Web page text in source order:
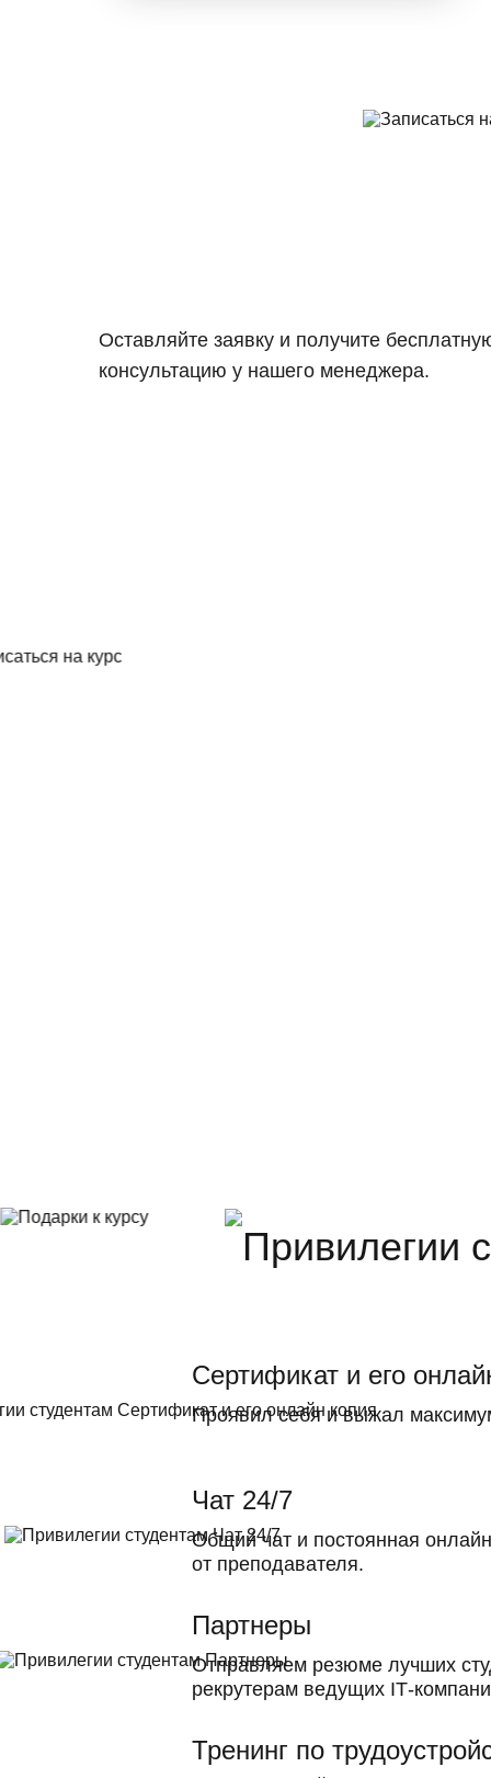
Оставляйте заявку и получите
консультацию у нашего менеджера.
Сертификат и его
Проявил себя и выжал
Чат 24/7
Общий чат и постоянная
от преподавателя.
Партнеры
Отправляем резюме лучших
рекрутерам ведущих ІТ-
Тренинг по